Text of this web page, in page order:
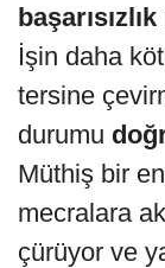
İşin daha
tersine
durumu
Müthiş bir
mecralara
çürüyor ve